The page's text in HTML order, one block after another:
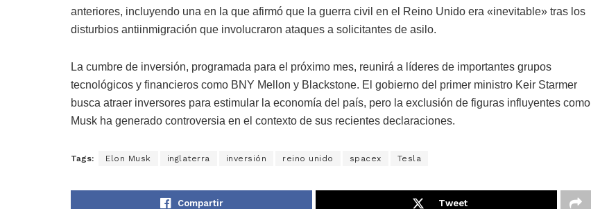
anteriores, incluyendo una en la que afirmó que la guerra civil en el Reino Unido era «inevitable» tras los
disturbios antiinmigración que involucraron ataques a solicitantes de asilo.
La cumbre de inversión, programada para el próximo mes, reunirá a líderes de importantes grupos
tecnológicos y financieros como BNY Mellon y Blackstone. El gobierno del primer ministro Keir Starmer
busca atraer inversores para estimular la economía del país, pero la exclusión de figuras influyentes como
Musk ha generado controversia en el contexto de sus recientes declaraciones.
Tags: Elon Musk inglaterra inversión reino unido spacex Tesla
Compartir Tweet